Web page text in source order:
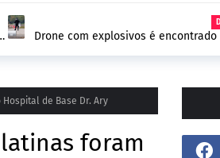
Drone com explosivos é
de Base Dr. Ary
foram